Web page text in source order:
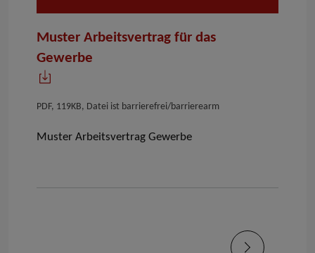
Muster Arbeitsvertrag für das
Gewerbe
PDF, 119KB, Datei ist barrierefrei/barrierearm
Muster Arbeitsvertrag Gewerbe